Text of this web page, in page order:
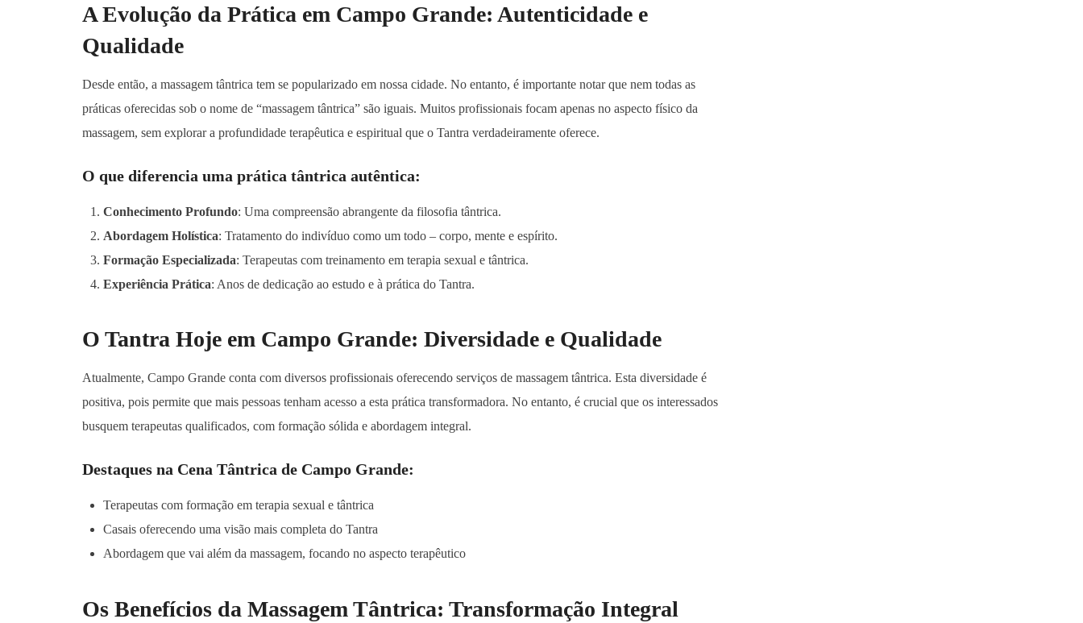
A Evolução da Prática em Campo Grande: Autenticidade e
Qualidade
Desde então, a massagem tântrica tem se popularizado em nossa cidade. No entanto, é importante notar que nem todas as
práticas oferecidas sob o nome de “massagem tântrica” são iguais. Muitos profissionais focam apenas no aspecto físico da
massagem, sem explorar a profundidade terapêutica e espiritual que o Tantra verdadeiramente oferece.
O que diferencia uma prática tântrica autêntica:
Conhecimento Profundo: Uma compreensão abrangente da filosofia tântrica.
Abordagem Holística: Tratamento do indivíduo como um todo – corpo, mente e espírito.
Formação Especializada: Terapeutas com treinamento em terapia sexual e tântrica.
Experiência Prática: Anos de dedicação ao estudo e à prática do Tantra.
O Tantra Hoje em Campo Grande: Diversidade e Qualidade
Atualmente, Campo Grande conta com diversos profissionais oferecendo serviços de massagem tântrica. Esta diversidade é
positiva, pois permite que mais pessoas tenham acesso a esta prática transformadora. No entanto, é crucial que os interessados
busquem terapeutas qualificados, com formação sólida e abordagem integral.
Destaques na Cena Tântrica de Campo Grande:
Terapeutas com formação em terapia sexual e tântrica
Casais oferecendo uma visão mais completa do Tantra
Abordagem que vai além da massagem, focando no aspecto terapêutico
Os Benefícios da Massagem Tântrica: Transformação Integral